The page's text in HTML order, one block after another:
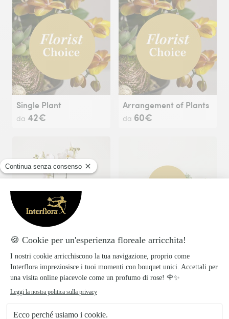
Single Plant
da 42€
Arrangement of Plants
da 60€
Single white plant Phalaenopsis
da73€ da63€